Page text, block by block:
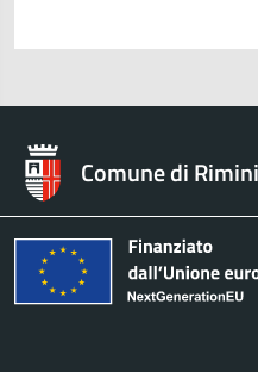
Comune di Rimini